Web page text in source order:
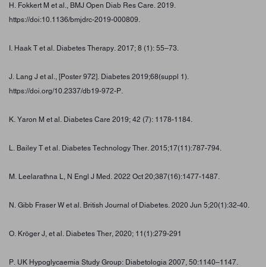
H. Fokkert M et al., BMJ Open Diab Res Care. 2019.
https://doi:10.1136/bmjdrc-2019-000809.
I. Haak T et al. Diabetes Therapy. 2017; 8 (1): 55–73.
J. Lang J et al., [Poster 972]. Diabetes 2019;68(suppl 1).
https://doi.org/10.2337/db19-972-P.
K. Yaron M et al. Diabetes Care 2019; 42 (7): 1178-1184.
L. Bailey T et al. Diabetes Technology Ther. 2015;17(11):787-794.
M. Leelarathna L, N Engl J Med. 2022 Oct 20;387(16):1477-1487.
N. Gibb Fraser W et al. British Journal of Diabetes. 2020 Jun 5;20(1):32-40.
O. Kröger J, et al. Diabetes Ther, 2020; 11(1):279-291
P. UK Hypoglycaemia Study Group: Diabetologia 2007, 50:1140–1147.